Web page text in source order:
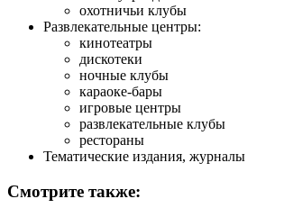
охотничьи клубы
Развлекательные центры:
кинотеатры
дискотеки
ночные клубы
караоке-бары
игровые центры
развлекательные клубы
рестораны
Тематические издания, журналы
Смотрите также: